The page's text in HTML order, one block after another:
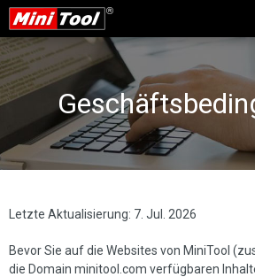
Letzte Aktualisierung: 7. Jul. 2026
Bevor Sie auf die Websites von MiniTool
die Domain minitool.com verfügbaren